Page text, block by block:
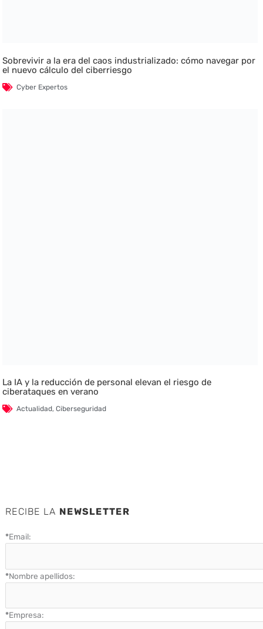
Sobrevivir a la era del caos industrializado: cómo navegar por
el nuevo cálculo del ciberriesgo
Cyber Expertos
La IA y la reducción de personal elevan el riesgo de
ciberataques en verano
Actualidad,Ciberseguridad
RECIBE LA NEWSLETTER
*Email:
*Nombre apellidos:
*Empresa: